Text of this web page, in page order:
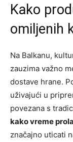
Kako
omiljenih
Na Balkanu,
zauzima važno
dostave hrane.
uživajući u
povezana s
kako vreme
značajno uticati